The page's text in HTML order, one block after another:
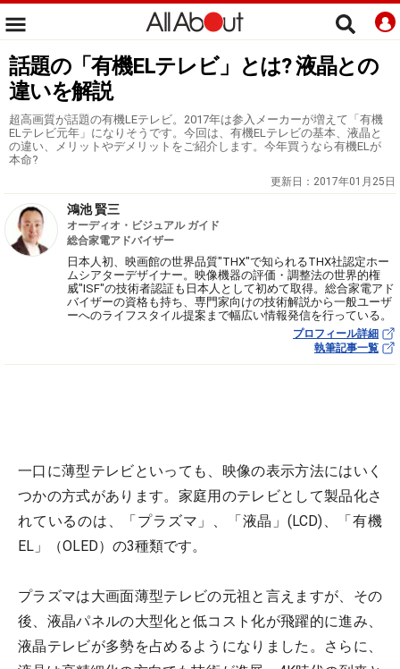
話題の「有機ELテレビ」とは? 液晶との
違いを解説
超高画質が話題の有機LEテレビ。2017年は参入メーカーが増えて「有機
ELテレビ元年」になりそうです。今回は、有機ELテレビの基本、液晶と
の違い、メリットやデメリットをご紹介します。今年買うなら有機ELが
本命?
更新日： 2017年01月25日
鴻池 賢三
オーディオ・ビジュアル ガイド
総合家電アドバイザー
日本人初、映画館の世界品質"THX"で知られるTHX社認定ホー
ムシアターデザイナー。映像機器の評価・調整法の世界的権
威"ISF"の技術者認証も日本人として初めて取得。総合家電アド
バイザーの資格も持ち、専門家向けの技術解説から一般ユーザ
ーへのライフスタイル提案まで幅広い情報発信を行っている。
プロフィール詳細
執筆記事一覧
一口に薄型テレビといっても、映像の表示方法にはいく
つかの方式があります。家庭用のテレビとして製品化さ
れているのは、「プラズマ」、「液晶」(LCD)、「有機
EL」（OLED）の3種類です。
プラズマは大画面薄型テレビの元祖と言えますが、その
後、液晶パネルの大型化と低コスト化が飛躍的に進み、
液晶テレビが多勢を占めるようになりました。さらに、